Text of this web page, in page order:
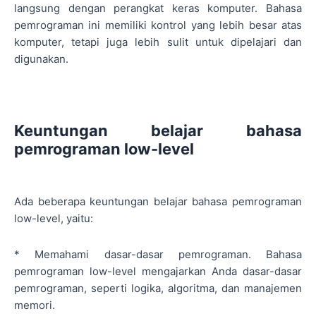
langsung dengan perangkat keras komputer. Bahasa
pemrograman ini memiliki kontrol yang lebih besar atas
komputer, tetapi juga lebih sulit untuk dipelajari dan
digunakan.
Keuntungan belajar bahasa
pemrograman low-level
Ada beberapa keuntungan belajar bahasa pemrograman
low-level, yaitu:
* Memahami dasar-dasar pemrograman. Bahasa
pemrograman low-level mengajarkan Anda dasar-dasar
pemrograman, seperti logika, algoritma, dan manajemen
memori.